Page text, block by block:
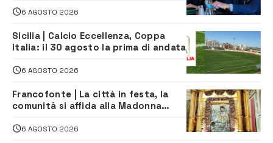
6 AGOSTO 2026
Sicilia | Calcio Eccellenza, Coppa
Italia: il 30 agosto la prima di andata
6 AGOSTO 2026
Francofonte | La città in festa, la
comunità si affida alla Madonna
6 AGOSTO 2026